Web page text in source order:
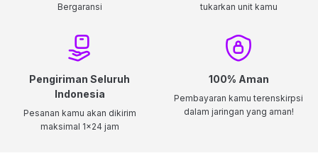
Bergaransi
tukarkan unit kamu
Pengiriman Seluruh
Indonesia
Pesanan kamu akan dikirim
maksimal 1x24 jam
100% Aman
Pembayaran kamu terenskirpsi
dalam jaringan yang aman!